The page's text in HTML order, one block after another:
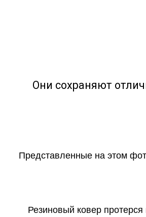
Они сохраняют
Представленные на этом
Резиновый ковер